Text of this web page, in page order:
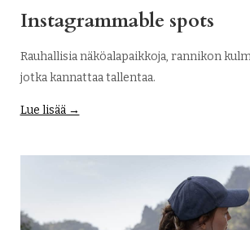
Instagrammable spots
Rauhallisia näköalapaikkoja, rannikon
jotka kannattaa tallentaa.
Lue lisää →